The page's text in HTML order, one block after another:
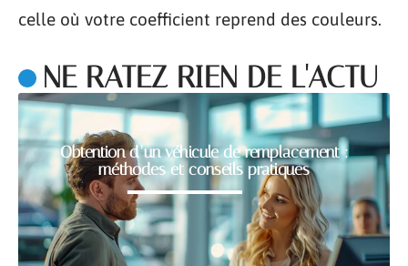
celle où votre coefficient reprend des couleurs.
NE RATEZ RIEN DE L'ACTU
Obtention d’un véhicule de remplacement :
méthodes et conseils pratiques